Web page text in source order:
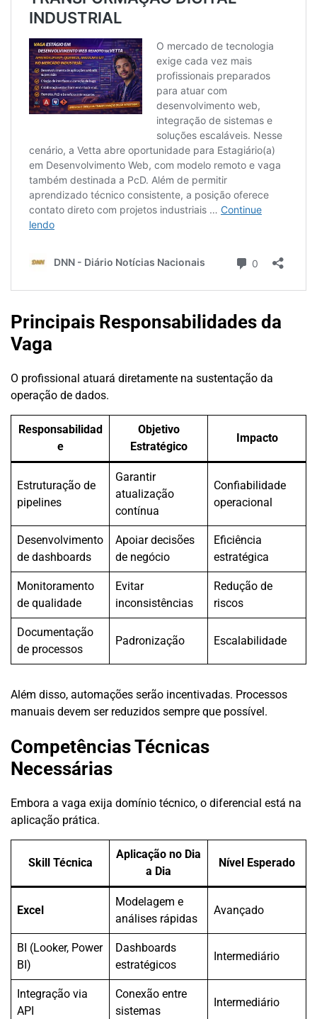
Principais Responsabilidades da
Vaga
O profissional atuará diretamente na sustentação da
operação de dados.
Responsabilidad
e
Objetivo
Estratégico
Impacto
Estruturação de
pipelines
Garantir
atualização
contínua
Confiabilidade
operacional
Desenvolvimento
de dashboards
Apoiar decisões
de negócio
Eficiência
estratégica
Monitoramento
de qualidade
Evitar
inconsistências
Redução de
riscos
Documentação
de processos
Padronização Escalabilidade
Além disso, automações serão incentivadas. Processos
manuais devem ser reduzidos sempre que possível.
Competências Técnicas
Necessárias
Embora a vaga exija domínio técnico, o diferencial está na
aplicação prática.
Skill Técnica
Aplicação no Dia
a Dia
Nível Esperado
Excel
Modelagem e
análises rápidas
Avançado
BI (Looker, Power
BI)
Dashboards
estratégicos
Intermediário
Integração via
API
Conexão entre
sistemas
Intermediário